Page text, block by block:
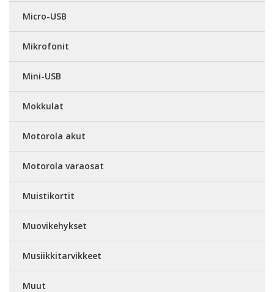
Micro-USB
Mikrofonit
Mini-USB
Mokkulat
Motorola akut
Motorola varaosat
Muistikortit
Muovikehykset
Musiikkitarvikkeet
Muut